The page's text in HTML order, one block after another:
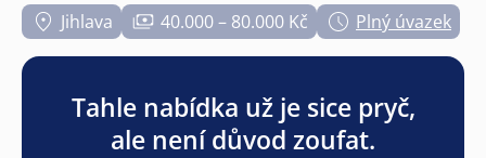
Jihlava 40.000 – 80.000 Kč Plný úvazek
Tahle nabídka už je sice pryč,
ale není důvod zoufat.